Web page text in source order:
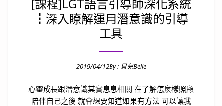
[課程]LGT語言引導師深化系統
┇深入瞭解運用潛意識的引導
工具
2019/04/12By : 貝兒Belle
心靈成長跟潛意識其實息息相關 在了解怎麼樣照顧
陪伴自己之後 就會想要知道如果有方法 可以讓我